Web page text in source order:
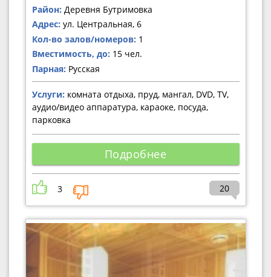
Район: Деревня Бутримовка
Адрес: ул. Центральная, 6
Кол-во залов/номеров: 1
Вместимость, до: 15 чел.
Парная: Русская
Услуги: комната отдыха, пруд, мангал, DVD, TV,
аудио/видео аппаратура, караоке, посуда,
парковка
Подробнее
3 20